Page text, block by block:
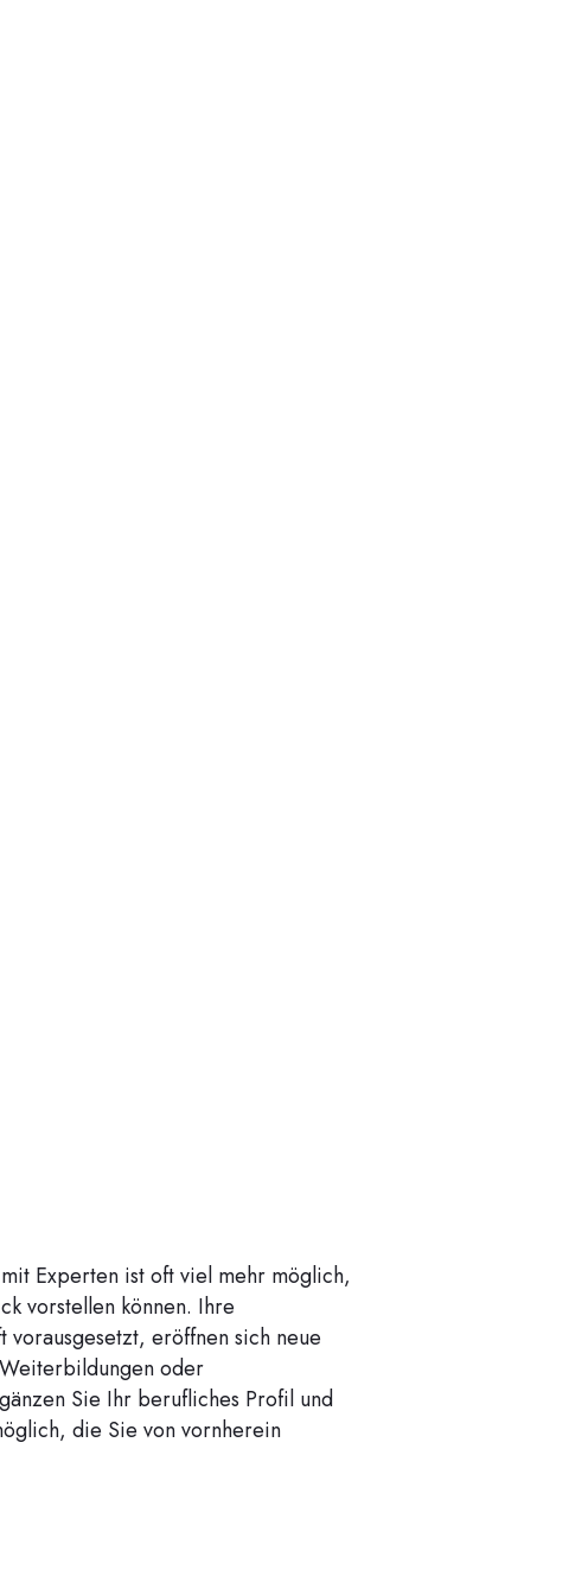
Experten ist oft viel mehr möglich,
vorstellen können. Ihre
vorausgesetzt, eröffnen sich neue
oder
Sie Ihr berufliches Profil und
die Sie von vornherein